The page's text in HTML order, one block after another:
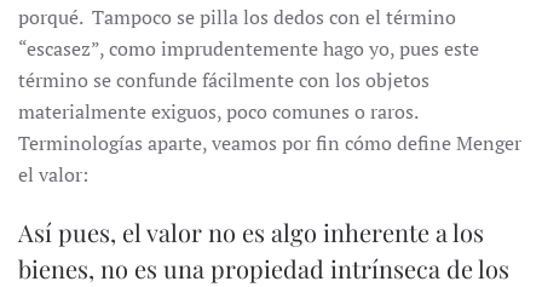
porqué. Tampoco se pilla los dedos con el término
“escasez”, como imprudentemente hago yo, pues este
término se confunde fácilmente con los objetos
materialmente exiguos, poco comunes o raros.
Terminologías aparte, veamos por fin cómo define Menger
el valor:
Así pues, el valor no es algo inherente a los
bienes, no es una propiedad intrínseca de los